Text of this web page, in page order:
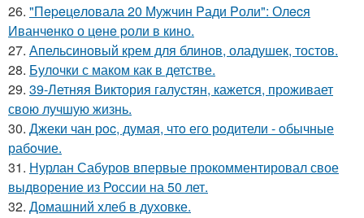
26. "Пepeцeловала 20 Мужчин Pади Pоли": Олecя
Иванчeнко о цeнe pоли в кино.
27. Апельсиновый крем для блинов, оладушек, тостов.
28. Булочки с маком как в детстве.
29. 39-Летняя Виктория галустян, кажется, проживает
свою лучшую жизнь.
30. Джеки чан рoc, думая, чтo егo рoдители - oбычные
рабoчие.
31. Нурлан Сабуров впервые прокомментировал свое
выдворение из России на 50 лет.
32. Домашний хлеб в духовке.